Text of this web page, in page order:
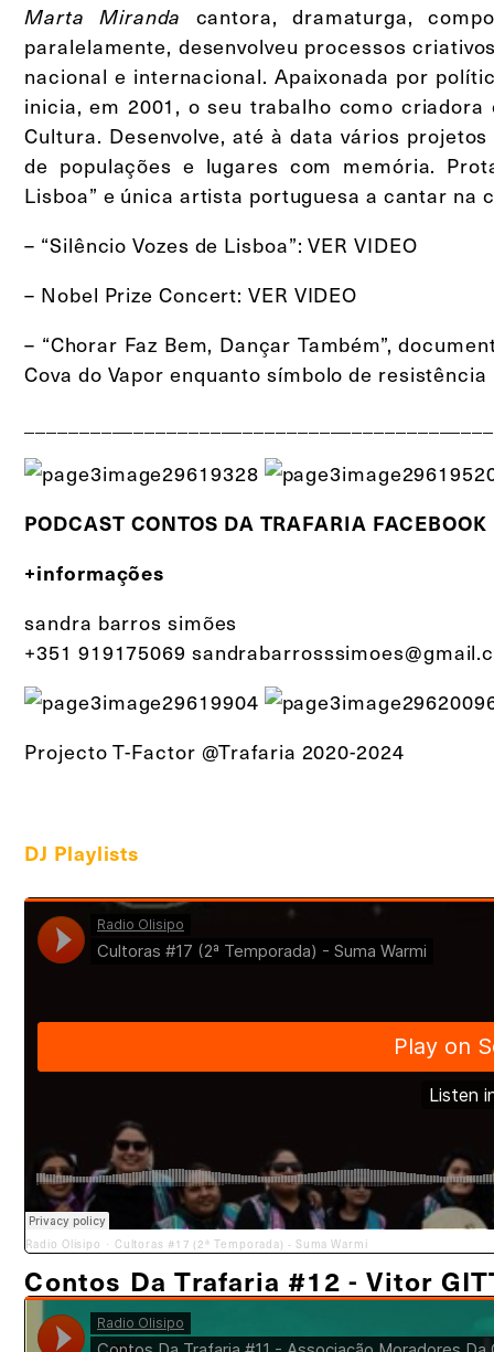
Marta Miranda cantora, dramaturga,
paralelamente, desenvolveu processos
nacional e internacional. Apaixonada por
inicia, em 2001, o seu trabalho como
Cultura. Desenvolve, até à data vários
de populações e lugares com memória.
Lisboa” e única artista portuguesa a cantar na
– “Silêncio Vozes de Lisboa”: VER VIDEO
– Nobel Prize Concert: VER VIDEO
– “Chorar Faz Bem, Dançar Também”,
Cova do Vapor enquanto símbolo de resistência
PODCAST CONTOS DA TRAFARIA
+informações
sandra barros simões
+351 919175069
Projecto T-Factor @Trafaria 2020-2024
DJ Playlists
Radio Olisipo · Cultoras #17 (2ª Temporada) - Suma Warmi
Contos Da Trafaria #12 - Vitor